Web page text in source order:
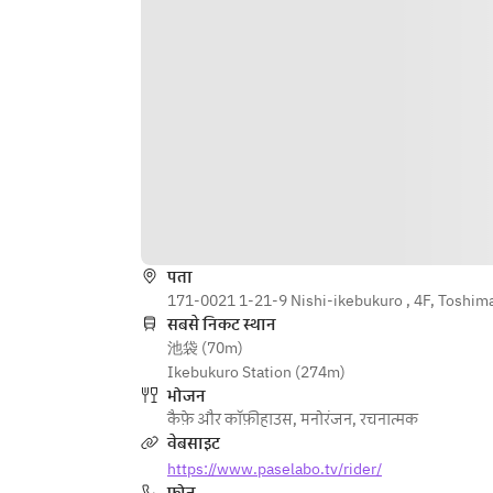
पता
171-0021 1-21-9 Nishi-ikebukuro , 4F,
सबसे निकट स्थान
池袋 (70m)
Ikebukuro Station (274m)
भोजन
कैफ़े और कॉफ़ीहाउस,मनोरंजन,रचनात्मक
वेबसाइट
https://www.paselabo.tv/rider/